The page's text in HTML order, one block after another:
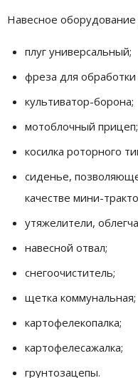
Навесное
плуг универсальный;
фреза для обработки
культиватор-борона;
мотоблочный прицеп;
косилка роторного
сиденье,
качестве мини-
утяжелители,
навесной отвал;
снегоочиститель;
щетка коммунальная;
картофелекопалка;
картофелесажалка;
грунтозацепы.